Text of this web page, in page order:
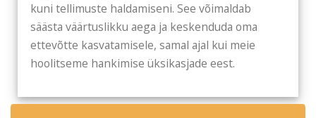
kuni tellimuste haldamiseni. See võimaldab
säästa väärtuslikku aega ja keskenduda oma
ettevõtte kasvatamisele, samal ajal kui meie
hoolitseme hankimise üksikasjade eest.